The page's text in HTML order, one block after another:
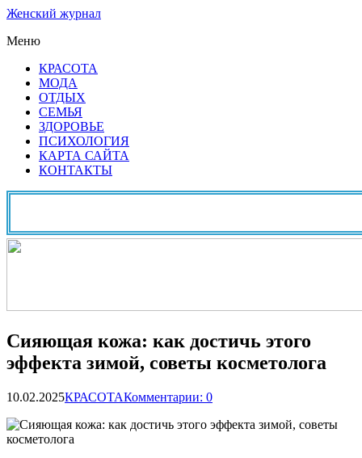
Женский журнал
Меню
КРАСОТА
МОДА
ОТДЫХ
СЕМЬЯ
ЗДОРОВЬЕ
ПСИХОЛОГИЯ
КАРТА САЙТА
КОНТАКТЫ
Сияющая кожа: как достичь этого
эффекта зимой, советы косметолога
10.02.2025КРАСОТАКомментарии: 0